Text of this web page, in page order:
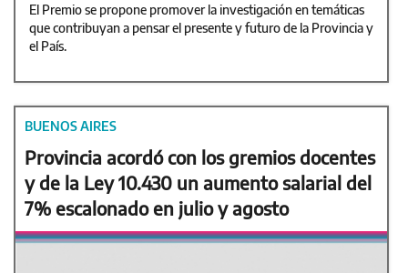
El Premio se propone promover la investigación en temáticas
que contribuyan a pensar el presente y futuro de la Provincia y
el País.
BUENOS AIRES
Provincia acordó con los gremios docentes
y de la Ley 10.430 un aumento salarial del
7% escalonado en julio y agosto